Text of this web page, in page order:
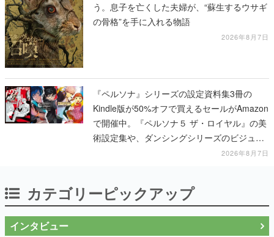
う。息子を亡くした夫婦が、“蘇生するウサギ
の骨格”を手に入れる物語
2026年8月7日
『ペルソナ』シリーズの設定資料集3冊の
Kindle版が50%オフで買えるセールがAmazon
で開催中。『ペルソナ５ ザ・ロイヤル』の美
術設定集や、ダンシングシリーズのビジュア
2026年8月7日
カテゴリーピックアップ
インタビュー